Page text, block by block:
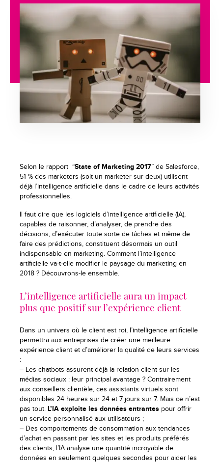
Selon le rapport “State of Marketing 2017” de Salesforce,
51 % des marketers (soit un marketer sur deux) utilisent
déjà l’intelligence artificielle dans le cadre de leurs activités
professionnelles.
Il faut dire que les logiciels d’intelligence artificielle (IA),
capables de raisonner, d’analyser, de prendre des
décisions, d’exécuter toute sorte de tâches et même de
faire des prédictions, constituent désormais un outil
indispensable en marketing. Comment l’intelligence
artificielle va-t-elle modifier le paysage du marketing en
2018 ? Découvrons-le ensemble.
L’intelligence artificielle aura un impact
plus que positif sur l’expérience client
Dans un univers où le client est roi, l’intelligence artificielle
permettra aux entreprises de créer une meilleure
expérience client et d’améliorer la qualité de leurs services
:
– Les chatbots assurent déjà la relation client sur les
médias sociaux : leur principal avantage ? Contrairement
aux conseillers clientèle, ces assistants virtuels sont
disponibles 24 heures sur 24 et 7 jours sur 7. Mais ce n’est
pas tout. L’IA exploite les données entrantes pour offrir
un service personnalisé aux utilisateurs ;
– Des comportements de consommation aux tendances
d’achat en passant par les sites et les produits préférés
des clients, l’IA analyse une quantité incroyable de
données en seulement quelques secondes pour aider les